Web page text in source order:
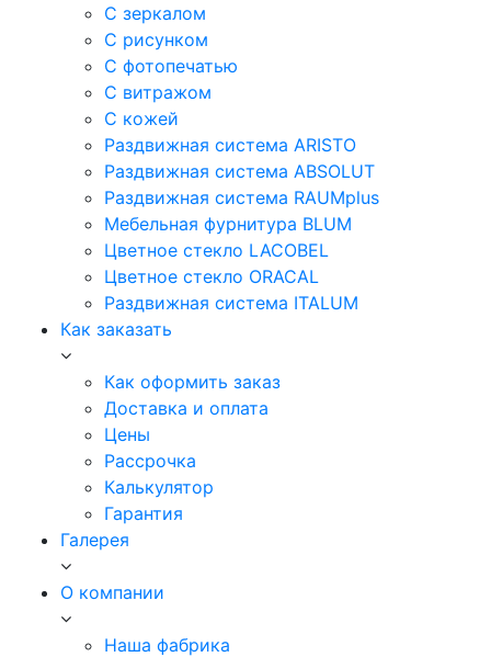
С зеркалом
С рисунком
С фотопечатью
С витражом
С кожей
Раздвижная система ARISTO
Раздвижная система ABSOLUT
Раздвижная система RAUMplus
Мебельная фурнитура BLUM
Цветное стекло LACOBEL
Цветное стекло ORACAL
Раздвижная система ITALUM
Как заказать
Как оформить заказ
Доставка и оплата
Цены
Рассрочка
Калькулятор
Гарантия
Галерея
О компании
Наша фабрика